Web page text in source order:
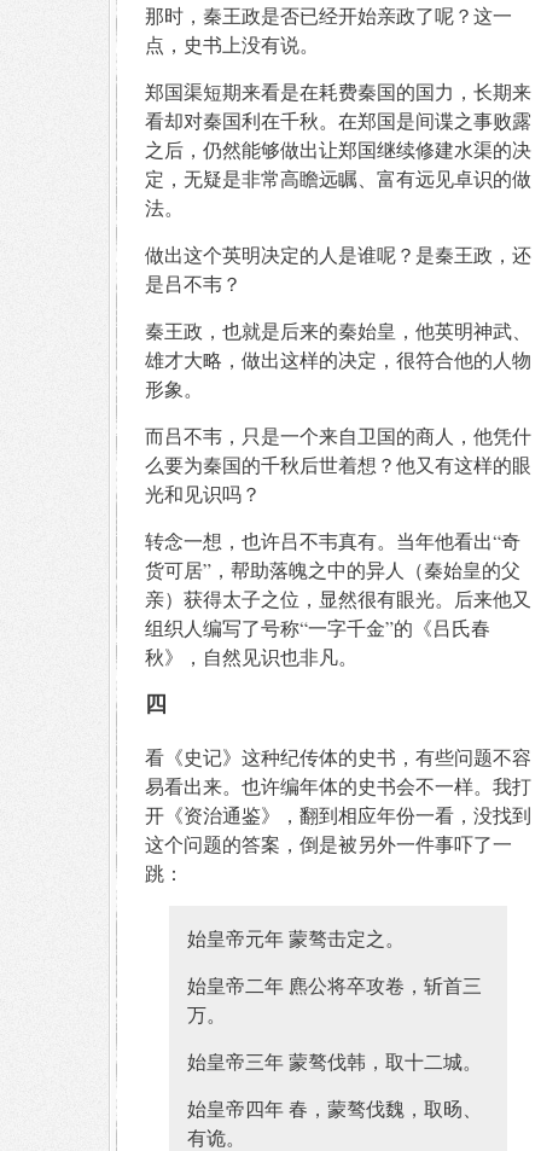
那时，秦王政是否已经开始亲政了呢？这一
点，史书上没有说。
郑国渠短期来看是在耗费秦国的国力，长期来
看却对秦国利在千秋。在郑国是间谍之事败露
之后，仍然能够做出让郑国继续修建水渠的决
定，无疑是非常高瞻远瞩、富有远见卓识的做
法。
做出这个英明决定的人是谁呢？是秦王政，还
是吕不韦？
秦王政，也就是后来的秦始皇，他英明神武、
雄才大略，做出这样的决定，很符合他的人物
形象。
而吕不韦，只是一个来自卫国的商人，他凭什
么要为秦国的千秋后世着想？他又有这样的眼
光和见识吗？
转念一想，也许吕不韦真有。当年他看出“奇
货可居”，帮助落魄之中的异人（秦始皇的父
亲）获得太子之位，显然很有眼光。后来他又
组织人编写了号称“一字千金”的《吕氏春
秋》，自然见识也非凡。
四
看《史记》这种纪传体的史书，有些问题不容
易看出来。也许编年体的史书会不一样。我打
开《资治通鉴》，翻到相应年份一看，没找到
这个问题的答案，倒是被另外一件事吓了一
跳：
始皇帝元年 蒙骜击定之。
始皇帝二年 麃公将卒攻卷，斩首三
万。
始皇帝三年 蒙骜伐韩，取十二城。
始皇帝四年 春，蒙骜伐魏，取旸、
有诡。